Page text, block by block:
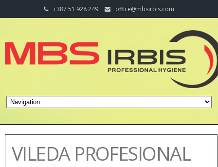
+387 51 928 249 office@mbsirbis.com
VILEDA PROFESIONAL